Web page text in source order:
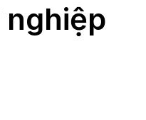
nghiệp